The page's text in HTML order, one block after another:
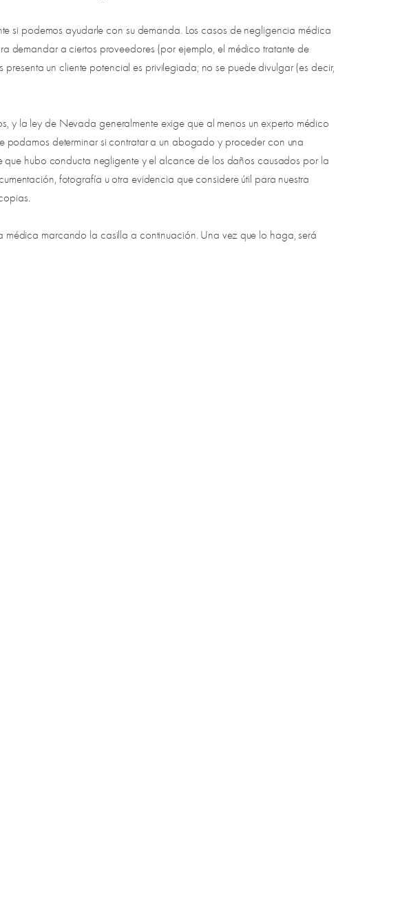
si podemos ayudarle con su demanda. Los casos de negligencia médica
demandar a ciertos proveedores (por ejemplo, el médico tratante de
un cliente potencial es privilegiada; no se puede divulgar (es decir,
y la ley de Nevada generalmente exige que al menos un experto médico
podamos determinar si contratar a un abogado y proceder con una
que hubo conducta negligente y el alcance de los daños causados ​​por la
fotografía u otra evidencia que considere útil para nuestra
marcando la casilla a continuación. Una vez que lo haga, será